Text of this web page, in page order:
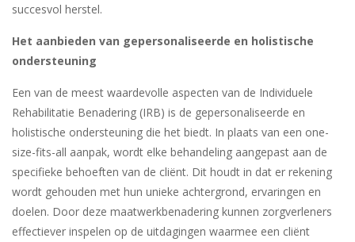
succesvol herstel.
Het aanbieden van gepersonaliseerde en holistische
ondersteuning
Een van de meest waardevolle aspecten van de Individuele
Rehabilitatie Benadering (IRB) is de gepersonaliseerde en
holistische ondersteuning die het biedt. In plaats van een one-
size-fits-all aanpak, wordt elke behandeling aangepast aan de
specifieke behoeften van de cliënt. Dit houdt in dat er rekening
wordt gehouden met hun unieke achtergrond, ervaringen en
doelen. Door deze maatwerkbenadering kunnen zorgverleners
effectiever inspelen op de uitdagingen waarmee een cliënt